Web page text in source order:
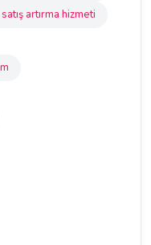
artırma hizmeti